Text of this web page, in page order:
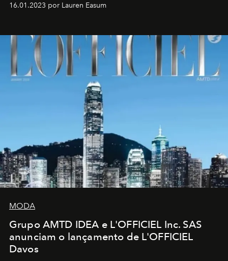
16.01.2023 por Lauren Easum
MODA
Grupo AMTD IDEA e L'OFFICIEL Inc. SAS
anunciam o lançamento de L'OFFICIEL
Davos